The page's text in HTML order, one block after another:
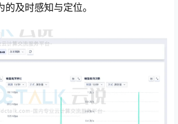
及时感知与定位。